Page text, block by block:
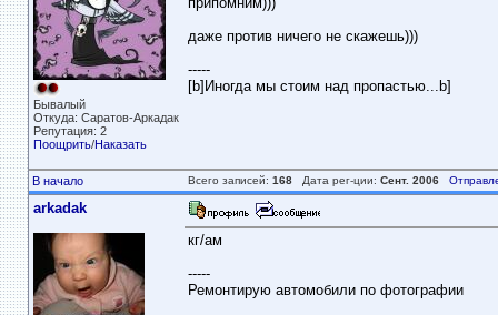
Бывалый
Откуда: Саратов-Аркадак
Репутация: 2
Поощрить/Наказать
даже против ничего не скажешь)))
-----
[b]Иногда мы стоим над пропастью...b]
В начало Всего записей: 168Дата рег-ции: Сент. 2006
arkadak
кг/ам
-----
Ремонтирую автомобили по фотографии